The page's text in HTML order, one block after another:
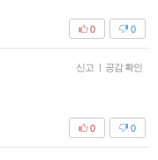
0
0
신고 | 공감 확인
0
0